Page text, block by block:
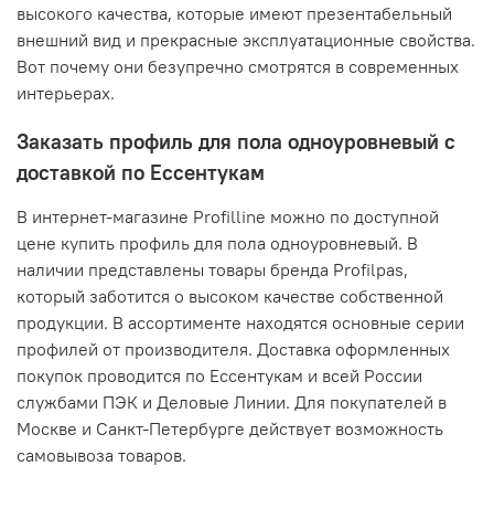
высокого качества, которые имеют презентабельный
внешний вид и прекрасные эксплуатационные свойства.
Вот почему они безупречно смотрятся в современных
интерьерах.
Заказать профиль для пола одноуровневый с
доставкой по Ессентукам
В интернет-магазине Profilline можно по доступной
цене купить профиль для пола одноуровневый. В
наличии представлены товары бренда Profilpas,
который заботится о высоком качестве собственной
продукции. В ассортименте находятся основные серии
профилей от производителя. Доставка оформленных
покупок проводится по Ессентукам и всей России
службами ПЭК и Деловые Линии. Для покупателей в
Москве и Санкт-Петербурге действует возможность
самовывоза товаров.